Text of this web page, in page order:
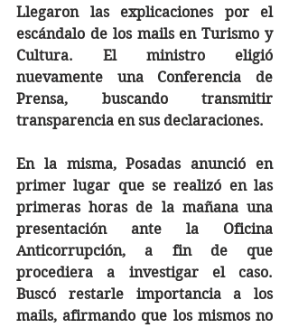
Llegaron las explicaciones por el
escándalo de los mails en Turismo y
Cultura. El ministro eligió
nuevamente una Conferencia de
Prensa, buscando transmitir
transparencia en sus declaraciones.
En la misma, Posadas anunció en
primer lugar que se realizó en las
primeras horas de la mañana una
presentación ante la Oficina
Anticorrupción, a fin de que
procediera a investigar el caso.
Buscó restarle importancia a los
mails, afirmando que los mismos no